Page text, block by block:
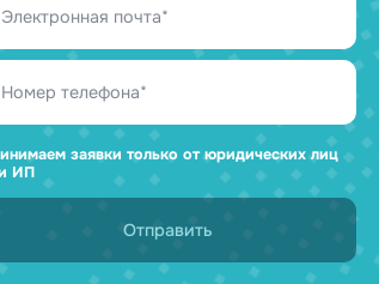
Ответим на
и отправим